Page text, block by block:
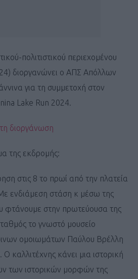
πολιτιστικού περιεχομένου
διοργανώνει ο ΑΠΣ Απόλλων
για τη συμμετοχή στον
Lake Run 2024.
διοργάνωση
της εκδρομής:
στις 8 το πρωί από την πλατεία
ενδιάμεση στάση κ μέσω της
φτάνουμε στην πρωτεύουσα της
το γνωστό μουσείο
ομοιωμάτων Παύλου Βρέλλη
καλλιτέχνης κάνει μια ιστορική
των ιστορικών μορφών της